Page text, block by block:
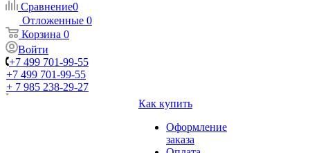
Сравнение0
Отложенные 0
Корзина 0
Войти
+7 499 701-99-55
+7 499 701-99-55
+ 7 985 238-29-27
Как купить
Оформление
заказа